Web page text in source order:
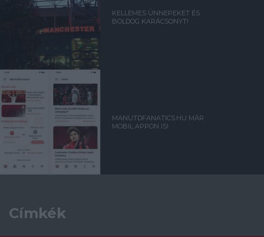
KELLEMES ÜNNEPEKET ÉS
BOLDOG KARÁCSONYT!
MANUTDFANATICS.HU MÁR
MOBIL APPON IS!
Címkék